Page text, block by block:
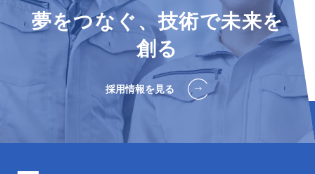
夢をつなぐ、技術で未来を
創る
採用情報を見る